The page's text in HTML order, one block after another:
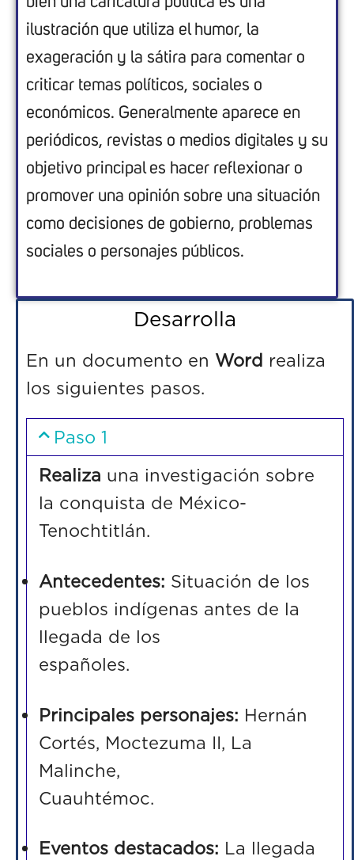
ilustración que utiliza el humor, la
exageración y la sátira para comentar o
criticar temas políticos, sociales o
económicos. Generalmente aparece en
periódicos, revistas o medios digitales y su
objetivo principales hacer reflexionar o
promover una opinión sobre una situación
como decisiones de gobierno, problemas
sociales o personajes públicos.
Desarrolla
En un documento en Word realiza
los siguientes pasos.
Paso 1
Realiza una investigación sobre
la conquista de México-
Tenochtitlán
Antecedentes: Situación de los
pueblos indígenas antes de la
llegada de los
Principales personajes: Hernán
Cortés, Moctezuma II, La
Malinche,
Eventos destacados: La llegada